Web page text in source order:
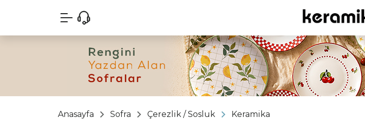
Anasayfa Sofra Çerezlik / Sosluk Keramika